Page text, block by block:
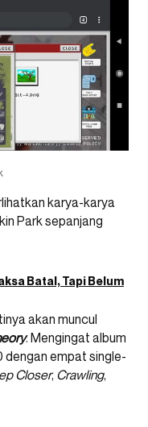
karya-karya
Park sepanjang
Batal, Tapi Belum
akan muncul
. Mengingat album
dengan empat single-
Closer, Crawling,